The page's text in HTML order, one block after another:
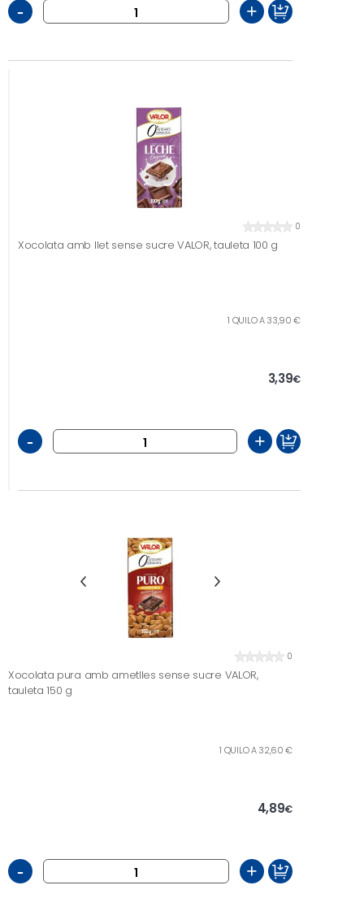
- +
0
Xocolata amb llet sense sucre VALOR, tauleta 100 g
1 QUILO A 33,90 €
3,39€
- +
0
Xocolata pura amb ametlles sense sucre VALOR,
tauleta 150 g
1 QUILO A 32,60 €
4,89€
- +